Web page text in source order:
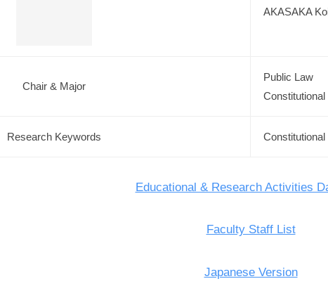
AKASAKA
Chair & Major
Public Law
Constitutional
Research Keywords
Educational & Research Activities
Faculty Staff List
Japanese Version